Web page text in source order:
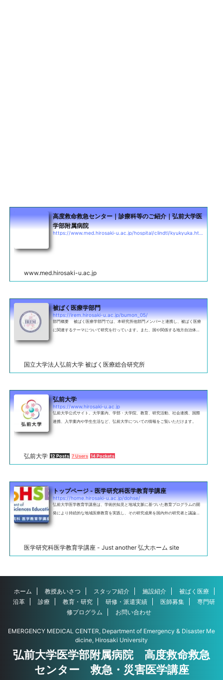
高度救命救急センター｜診療科等のご紹介｜弘前大学医
学部附属病院
www.med.hirosaki-u.ac.jp
被ばく医療学部門
https://irem.hirosaki-u.ac.jp/bumon_05/
部門概要 被ばく医療学部門では、本研究所他部門メンバーと連携し、被ばく医療
に関連するテーマについて研究を行っています。また、国や関係する地方自治体及
国立大学法人弘前大学 被ばく医療総合研究所
弘前大学
https://www.hirosaki-u.ac.jp
弘前大学公式サイト。大学案内、学部・大学院、教育、研究活動、社会連携、国際
連携、入学案内や学生生活など、弘前大学についての情報をご覧いただけます。
弘前大学 12 Posts 7 Users 14 Pockets
トップページ - 医学研究科医学教育学講座
https://home.hirosaki-u.ac.jp/dohse/
弘前大学医学教育学講座は、学術的知見と地域文脈に基づいた教育プログラムの開
発により持続的な地域医療教育を実践し、その研究成果を国内外の研究者と議論す
医学研究科医学教育学講座 - Just another 弘大ホーム site
ホーム 教授あいさつ スタッフ紹介 施設紹介
被ばく医療
沿革
診療 教育・研究 研修・派遣実績 医師募集
専門研
修プログラム
お問い合わせ
EMERGENCY MEDICAL CENTER, Department of Emergency & Disaster Me
dicine, Hirosaki University
弘前大学医学部附属病院 高度救命救急
センター 救急・災害医学講座